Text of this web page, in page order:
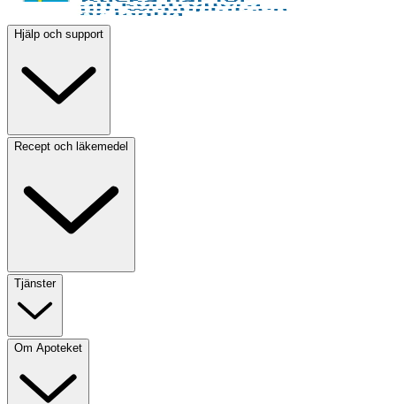
Hjälp och support
Recept och läkemedel
Tjänster
Om Apoteket